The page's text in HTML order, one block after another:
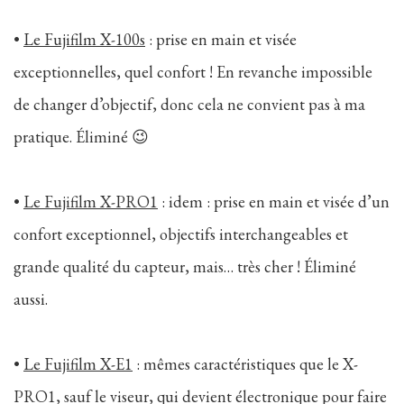
• Le Fujifilm X-100s : prise en main et visée
exceptionnelles, quel confort ! En revanche impossible
de changer d’objectif, donc cela ne convient pas à ma
pratique. Éliminé 😉
• Le Fujifilm X-PRO1 : idem : prise en main et visée d’un
confort exceptionnel, objectifs interchangeables et
grande qualité du capteur, mais… très cher ! Éliminé
aussi.
• Le Fujifilm X-E1 : mêmes caractéristiques que le X-
PRO1, sauf le viseur, qui devient électronique pour faire